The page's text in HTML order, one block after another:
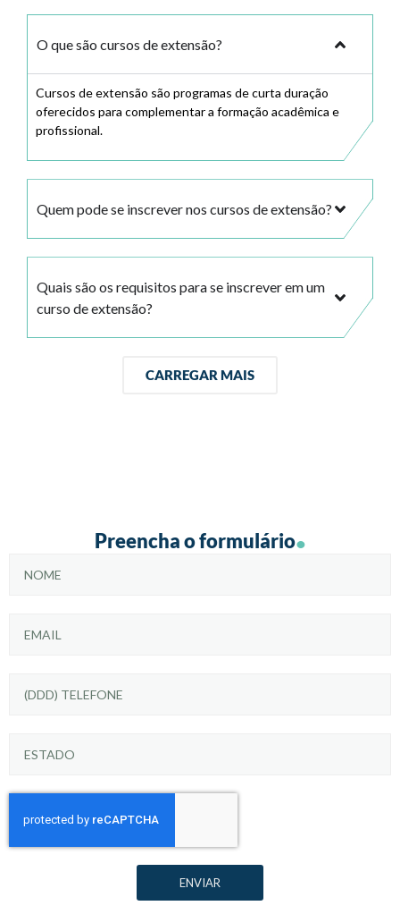
O que são cursos de extensão?
Cursos de extensão são programas de curta duração
oferecidos para complementar a formação acadêmica e
profissional.
Quem pode se inscrever nos cursos de extensão?
Quais são os requisitos para se inscrever em um
curso de extensão?
CARREGAR MAIS
Preencha o formulário.
ENVIAR